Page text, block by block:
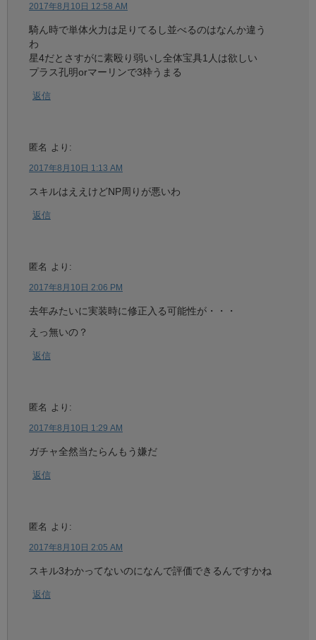
2017年8月10日 12:58 AM
騎ん時で単体火力は足りてるし並べるのはなんか違う
わ
星4だとさすがに素殴り弱いし全体宝具1人は欲しい
プラス孔明orマーリンで3枠うまる
返信
匿名 より:
2017年8月10日 1:13 AM
スキルはええけどNP周りが悪いわ
返信
匿名 より:
2017年8月10日 2:06 PM
去年みたいに実装時に修正入る可能性が・・・
えっ無いの？
返信
匿名 より:
2017年8月10日 1:29 AM
ガチャ全然当たらんもう嫌だ
返信
匿名 より:
2017年8月10日 2:05 AM
スキル3わかってないのになんで評価できるんですかね
返信